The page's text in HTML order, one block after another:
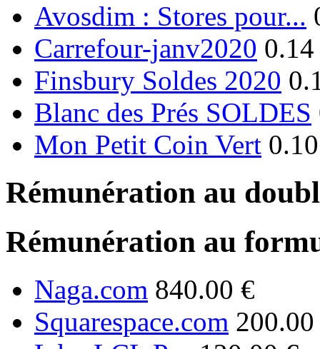
Avosdim : Stores pour...
Carrefour-janv2020
Finsbury Soldes 2020
Blanc des Prés SOLDES
Mon Petit Coin Vert
Rémunération au
Rémunération au
Naga.com 840.00 €
Squarespace.com